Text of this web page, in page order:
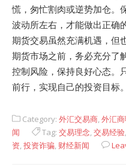
慌，匆忙割肉或逆势加仓。
波动所左右，才能做出正确
期货交易虽然充满机遇，但
期货市场之前，务必充分了
控制风险，保持良好心态。
前行，实现自己的投资目标。
Category: 外汇交易商,外汇
闻
Tag: 交易理念,交易经验,
资,投资诈骗, 财经新闻